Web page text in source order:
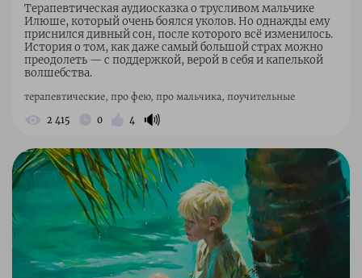
Терапевтическая аудиосказка о трусливом мальчике
Илюше, который очень боялся уколов. Но однажды ему
приснился дивный сон, после которого всё изменилось.
История о том, как даже самый большой страх можно
преодолеть — с поддержкой, верой в себя и капелькой
волшебства.
терапевтические, про фею, про мальчика, поучительные
2 415 0 4 🔊